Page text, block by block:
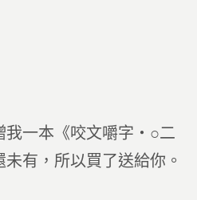
我一本《咬文嚼字‧○二
有，所以買了送給你。